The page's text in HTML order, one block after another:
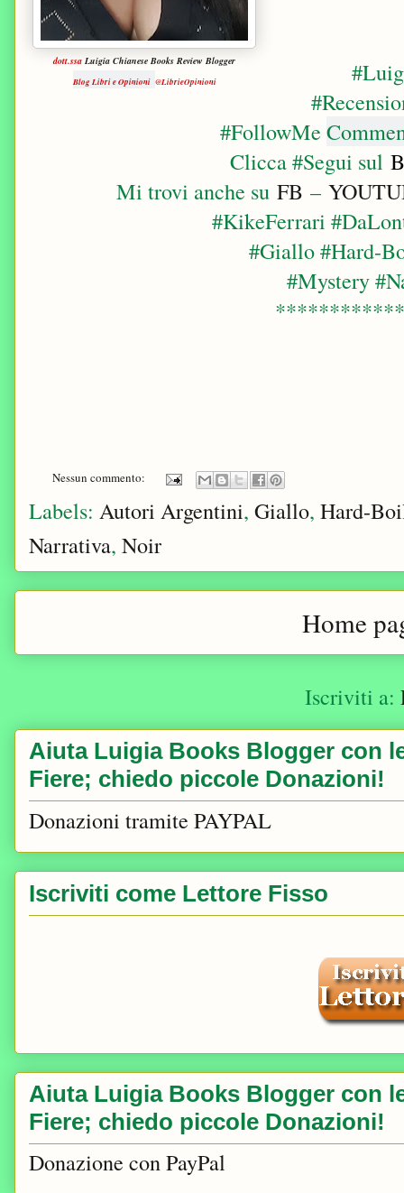
dott.ssa Luigia Chianese Books Review Blogger
Blog Libri e Opinioni @LibrieOpinioni
#FollowMe
Clicca #Segui sul
Mi trovi anche su FB –
#KikeFerrari
#Giallo #Hard-
#Mystery
Nessun commento:
Labels: Autori Argentini, Giallo, Hard-
Narrativa, Noir
Home
Iscriviti a:
Aiuta Luigia Books Blogger con
Fiere; chiedo piccole Donazioni!
Donazioni tramite PAYPAL
Iscriviti come Lettore Fisso
Aiuta Luigia Books Blogger con
Fiere; chiedo piccole Donazioni!
Donazione con PayPal